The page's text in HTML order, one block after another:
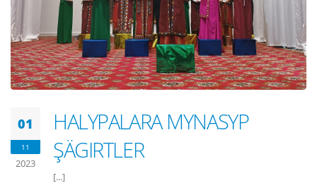
01
11
2023
HALYPALARA MYNASYP
ŞÄGIRTLER
[...]